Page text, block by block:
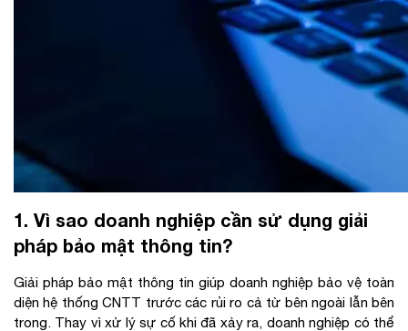
1. Vì sao doanh nghiệp cần sử dụng giải
pháp bảo mật thông tin?
Giải pháp bảo mật thông tin giúp doanh nghiệp bảo vệ toàn
diện hệ thống CNTT trước các rủi ro cả từ bên ngoài lẫn bên
trong. Thay vì xử lý sự cố khi đã xảy ra, doanh nghiệp có thể